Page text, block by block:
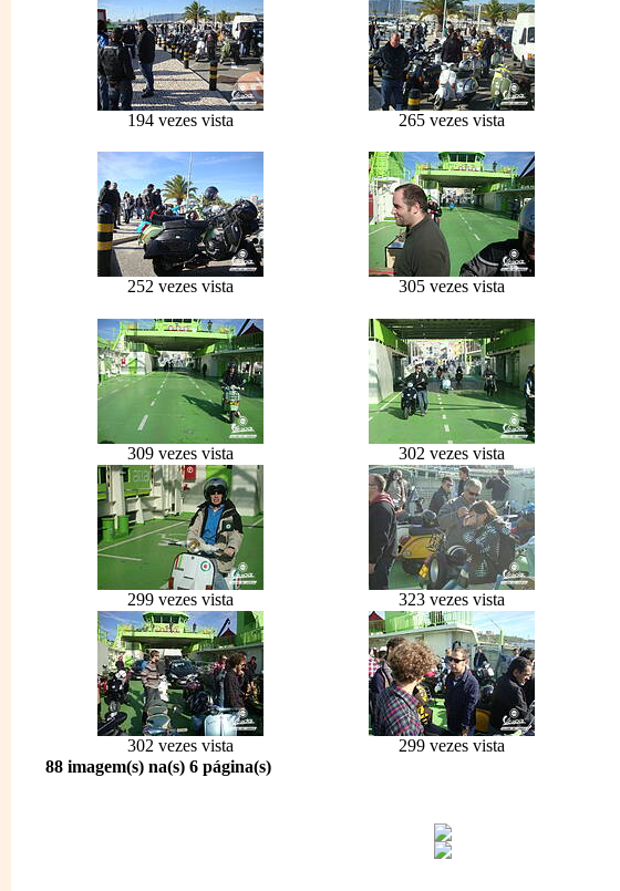
194 vezes vista 265 vezes vista
252 vezes vista
305 vezes vista
309 vezes vista 302 vezes vista
299 vezes vista 323 vezes vista
302 vezes vista 299 vezes vista
88 imagem(s) na(s) 6 página(s)